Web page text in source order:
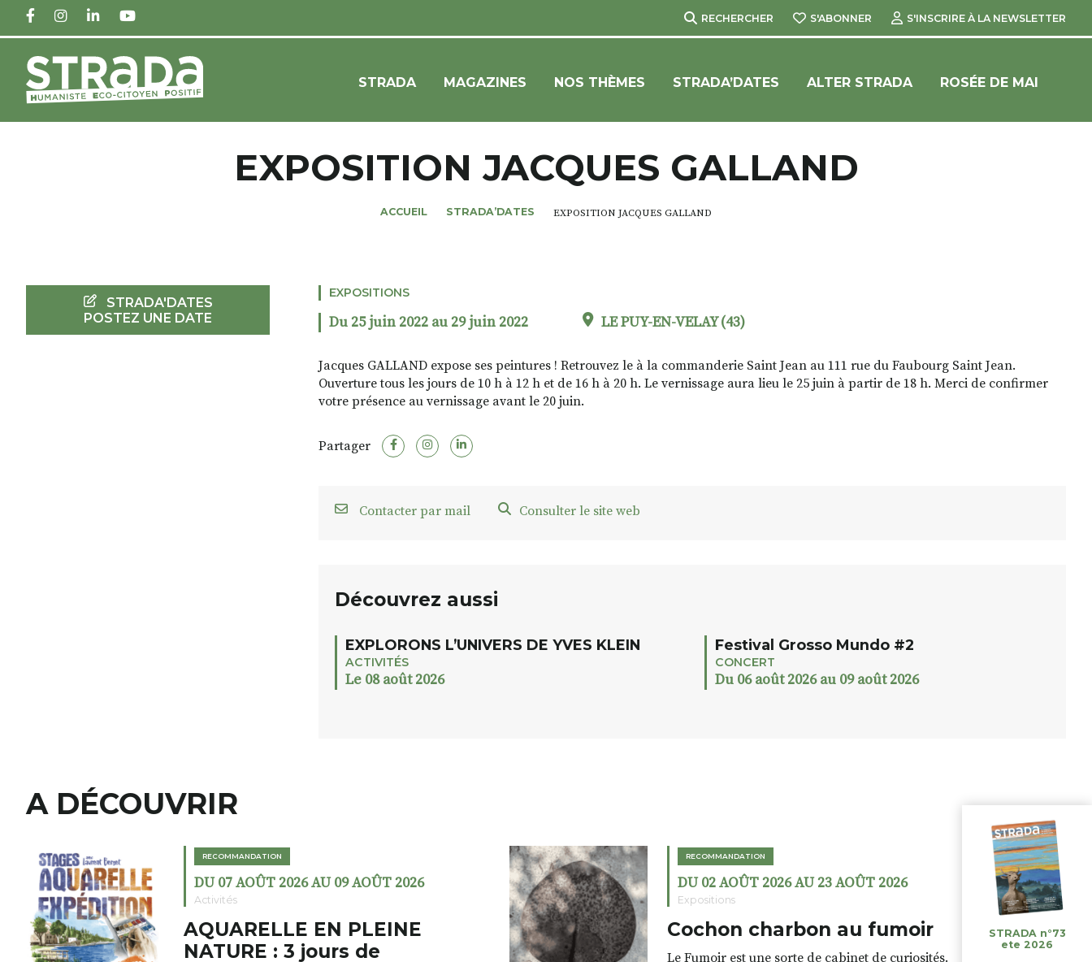
FACEBOOKINSTAGRAM
LINKEDINYOUTUBE RECHERCHER S'ABONNER S'INSCRIRE À LA NEWSLETTER
STRADA MAGAZINES NOS THÈMES STRADA’DATES ALTER STRADA ROSÉE DE MAI
EXPOSITION JACQUES GALLAND
ACCUEIL STRADA’DATES EXPOSITION JACQUES GALLAND
EXPOSITIONS
Du 25 juin 2022 au 29 juin 2022 LE PUY-EN-VELAY (43)
Jacques GALLAND expose ses peintures ! Retrouvez le à la commanderie Saint Jean au 111 rue du Faubourg Saint Jean.
Ouverture tous les jours de 10 h à 12 h et de 16 h à 20 h. Le vernissage aura lieu le 25 juin à partir de 18 h. Merci de confirmer
votre présence au vernissage avant le 20 juin.
Partager
Contacter par mail Consulter le site web
Découvrez aussi
EXPLORONS L’UNIVERS DE YVES KLEIN
ACTIVITÉS
Le 08 août 2026
Festival Grosso Mundo #2
CONCERT
Du 06 août 2026 au 09 août 2026
STRADA'DATES
POSTEZ UNE DATE
A DÉCOUVRIR
RECOMMANDATION
DU 07 AOÛT 2026 AU 09 AOÛT 2026
Activités
AQUARELLE EN PLEINE
NATURE : 3 jours de
RECOMMANDATION
DU 02 AOÛT 2026 AU 23 AOÛT 2026
Expositions
Cochon charbon au fumoir
Le Fumoir est une sorte de cabinet de curiosités.
STRADA n°73
ete 2026